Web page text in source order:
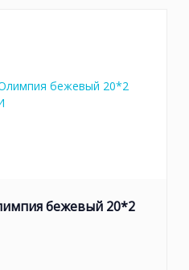
бежевый 20*2